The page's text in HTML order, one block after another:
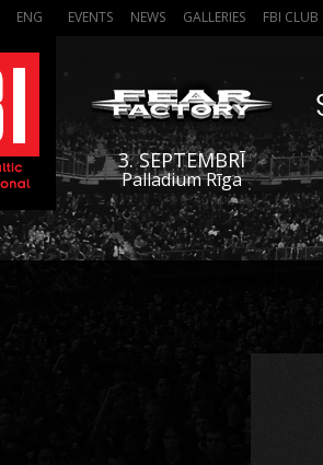
ENG EVENTS NEWS GALLERIES FBI CLUB
3. SEPTEMBRĪ
Palladium Rīga